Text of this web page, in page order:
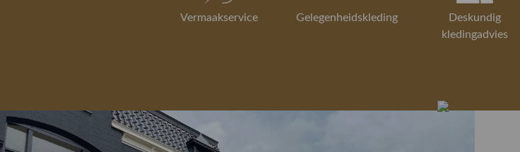
Vermaakservice Gelegenheidskleding
Deskundig
kledingadvies